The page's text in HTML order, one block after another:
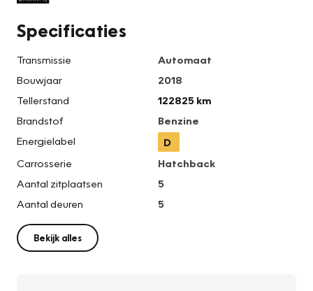
Specificaties
Transmissie
Automaat
Bouwjaar
2018
Tellerstand
122825 km
Brandstof
Benzine
Energielabel
D
Carrosserie
Hatchback
Aantal zitplaatsen
5
Aantal deuren
5
Bekijk alles